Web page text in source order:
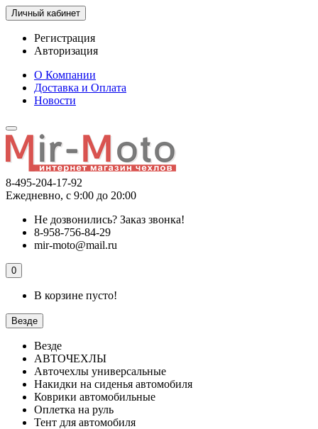
Личный кабинет
Регистрация
Авторизация
О Компании
Доставка и Оплата
Новости
8-495-204-17-92
Ежедневно, с 9:00 до 20:00
Не дозвонились? Заказ звонка!
8-958-756-84-29
mir-moto@mail.ru
0
В корзине пусто!
Везде
Везде
АВТОЧЕХЛЫ
Авточехлы универсальные
Накидки на сиденья автомобиля
Коврики автомобильные
Оплетка на руль
Тент для автомобиля